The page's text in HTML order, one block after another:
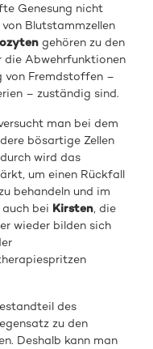
Genesung nicht
Blutstammzellen
gehören zu den
die Abwehrfunktionen
von Fremdstoffen –
– zuständig sind.
man bei dem
bösartige Zellen
wird das
um einen Rückfall
behandeln und im
auch bei Kirsten, die
wieder bilden sich
des
zu den
Deshalb kann man